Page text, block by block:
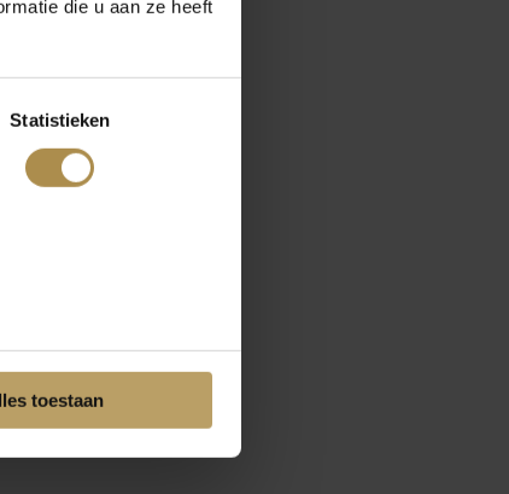
die u aan ze heeft
Statistieken
toestaan